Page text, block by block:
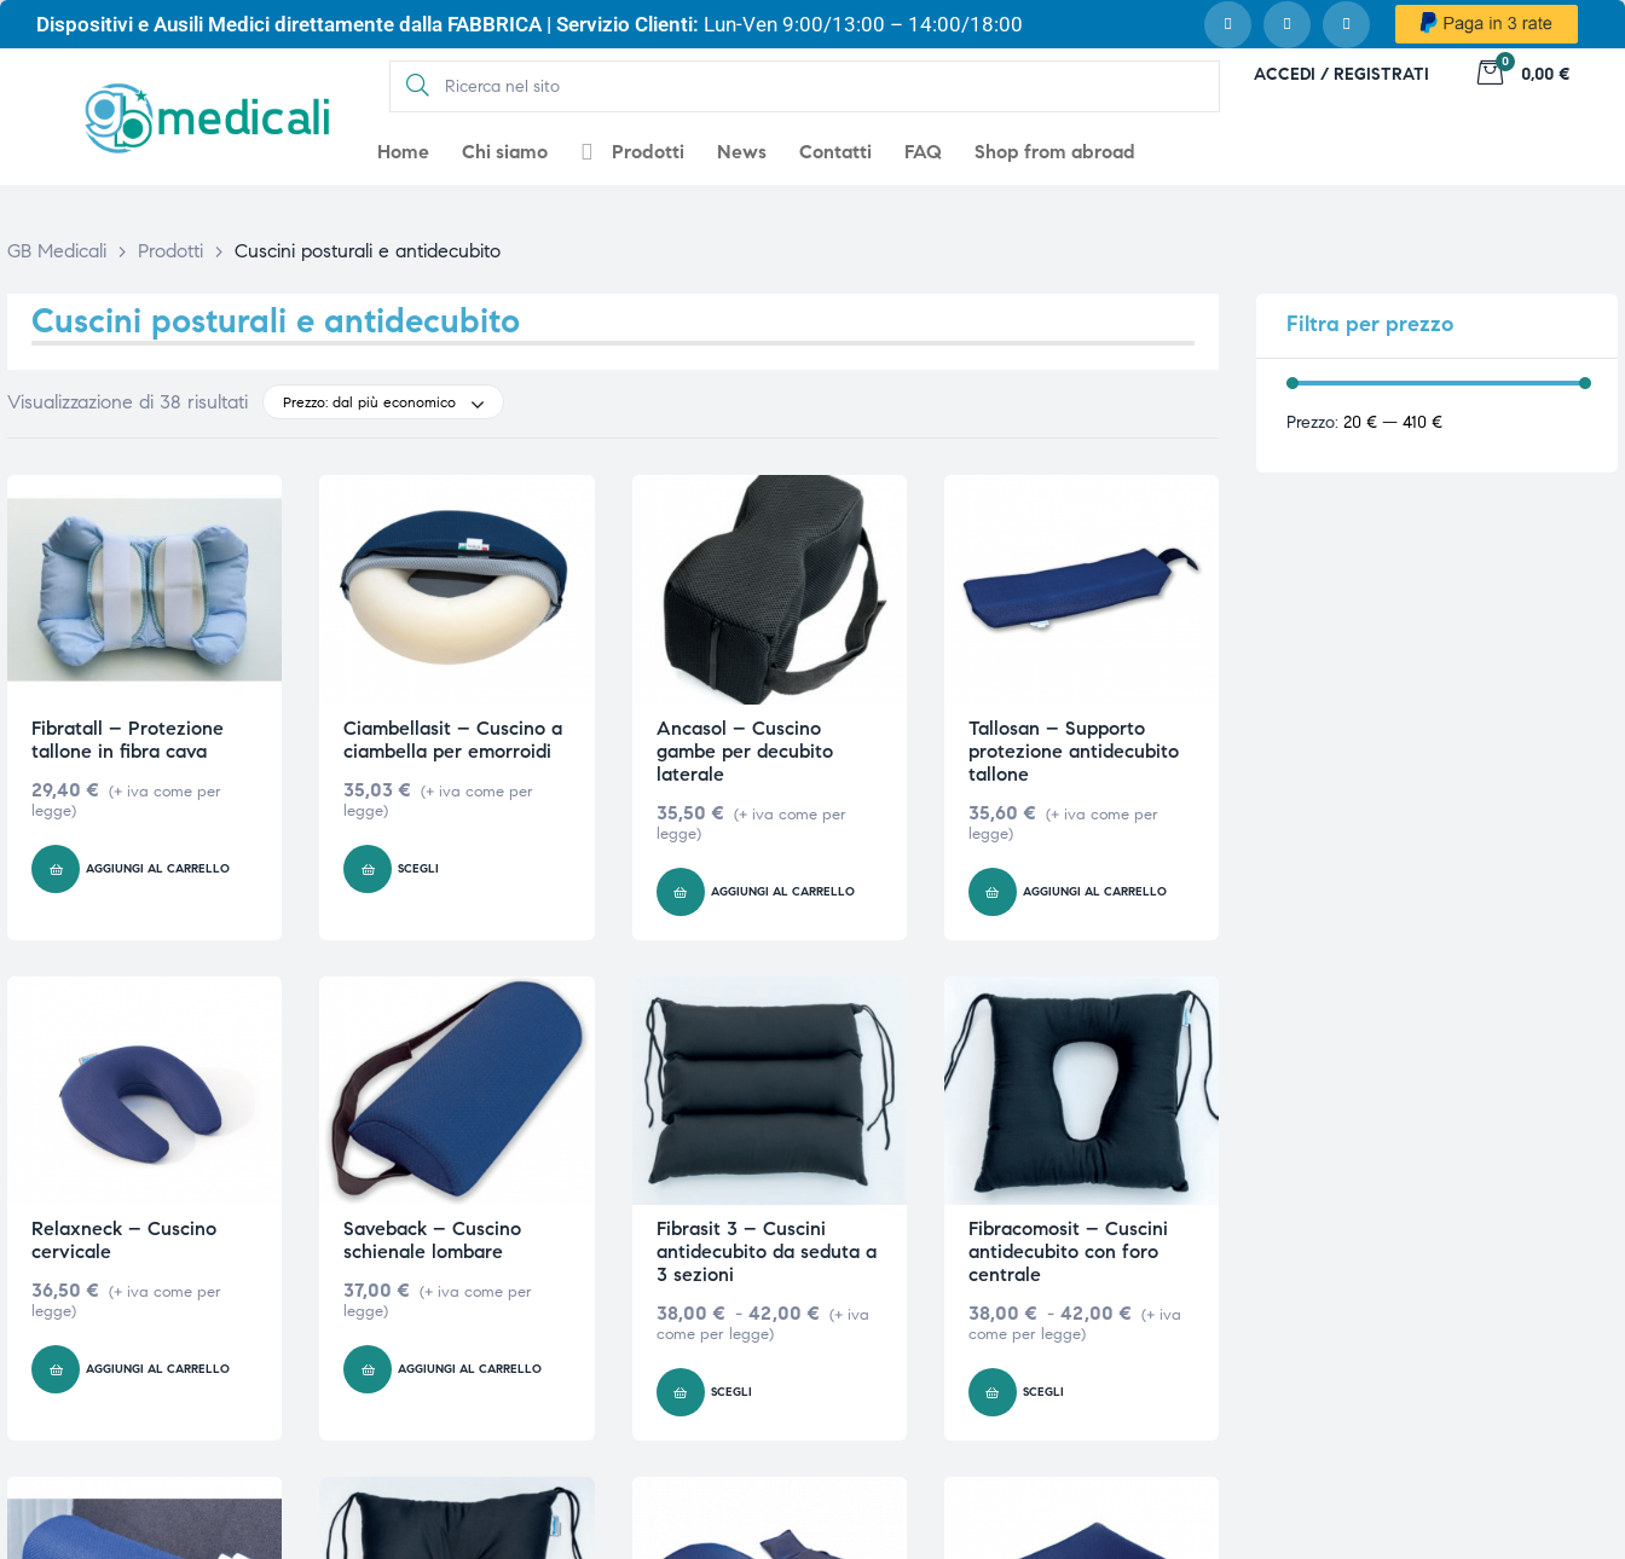
Dispositivi e Ausili Medici direttamente dalla FABBRICA | Servizio Clienti: Lun-Ven 9:00/13:00 – 14:00/18:00
ACCEDI / REGISTRATI
0
0,00 €
Home Chi siamo Prodotti News Contatti FAQ Shop from abroad
GB Medicali > Prodotti > Cuscini posturali e antidecubito
Cuscini posturali e antidecubito
Visualizzazione di 38 risultati Prezzo: dal più economico
Fibratall – Protezione
tallone in fibra cava
29,40 € (+ iva come per
legge)
AGGIUNGI AL CARRELLO
Ciambellasit – Cuscino a
ciambella per emorroidi
35,03€ (+ iva come per
legge)
SCEGLI
Ancasol – Cuscino
gambe per decubito
laterale
35,50 € (+ iva come per
legge)
AGGIUNGI AL CARRELLO
Tallosan – Supporto
protezione antidecubito
tallone
35,60 € (+ iva come per
legge)
AGGIUNGI AL CARRELLO
Relaxneck – Cuscino
cervicale
36,50 € (+ iva come per
legge)
AGGIUNGI AL CARRELLO
Saveback – Cuscino
schienale lombare
37,00€ (+ iva come per
legge)
AGGIUNGI AL CARRELLO
Fibrasit 3 – Cuscini
antidecubito da seduta a
3 sezioni
38,00 € - 42,00 € (+ iva
come per legge)
SCEGLI
Fibracomosit – Cuscini
antidecubito con foro
centrale
38,00 € - 42,00 € (+ iva
come per legge)
SCEGLI
Filtra per prezzo
Prezzo: 20 € — 410 €